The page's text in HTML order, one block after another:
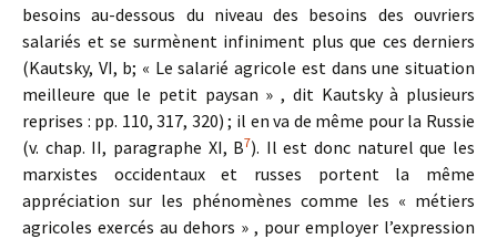
besoins au-dessous du niveau des besoins des ouvriers
salariés et se surmènent infiniment plus que ces derniers
(Kautsky, VI, b; « Le salarié agricole est dans une situation
meilleure que le petit paysan » , dit Kautsky à plusieurs
reprises : pp. 110, 317, 320) ; il en va de même pour la Russie
(v. chap. II, paragraphe XI, B7). Il est donc naturel que les
marxistes occidentaux et russes portent la même
appréciation sur les phénomènes comme les « métiers
agricoles exercés au dehors » , pour employer l’expression